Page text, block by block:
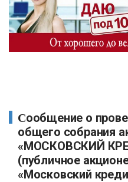
Сообщение о проведении годового
общего собрания
«МОСКОВСКИЙ
(публичное
«Московский